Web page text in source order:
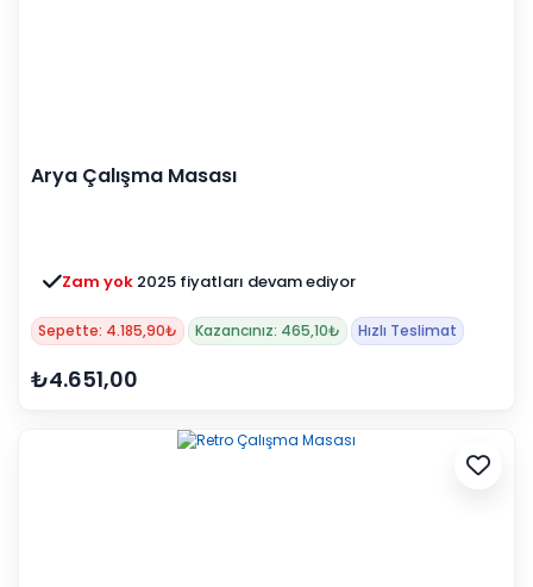
Arya Çalışma Masası
Zam yok 2025 fiyatları devam ediyor
Sepette: 4.185,90₺ Kazancınız: 465,10₺ Hızlı Teslimat
₺4.651,00